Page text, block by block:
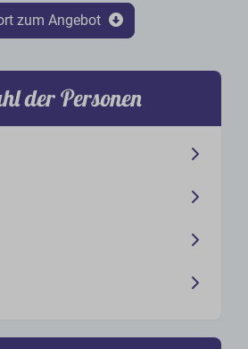
zum Angebot
der Personen